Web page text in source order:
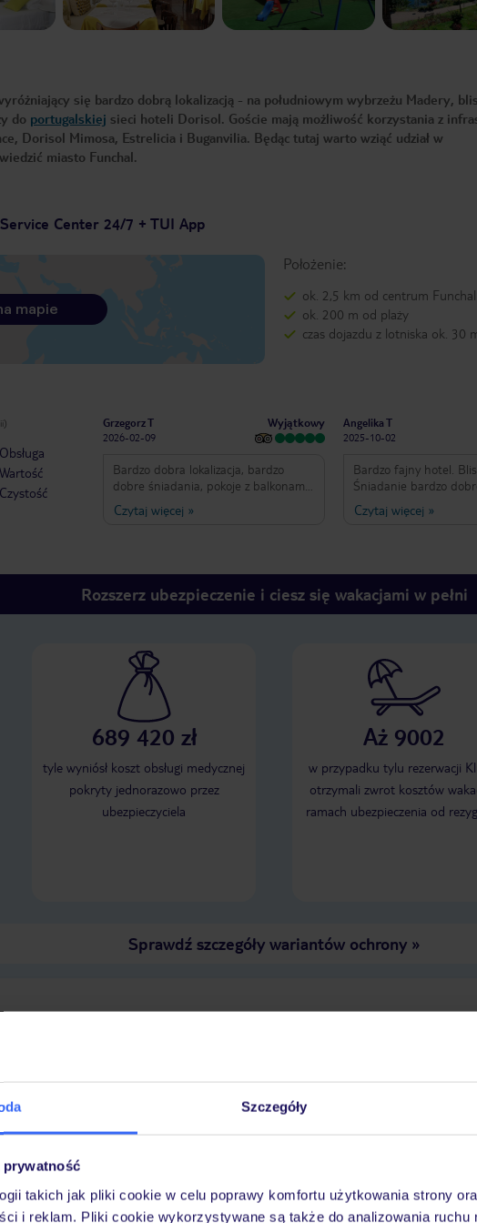
Szczegóły
prywatność
takich jak pliki cookie w celu poprawy komfortu użytkowania strony
i reklam. Pliki cookie wykorzystywane są także do analizowania ruchu
się bardzo dobrą lokalizacją - na południowym wybrzeżu Madery,
do portugalskiej sieci hoteli Dorisol. Goście mają możliwość korzystania z
Dorisol Mimosa, Estrelicia i Buganvilia. Będąc tutaj warto wziąć udział w
miasto Funchal.
Center 24/7 + TUI App
Położenie:
ok. 2,5 km od centrum Funchal
ok. 200 m od plaży
czas dojazdu z lotniska ok. 30
mapie
Obsługa
Wartość
Czystość
Grzegorz T
2026-02-09
Wyjątkowy
Bardzo dobra lokalizacja, bardzo
dobre śniadania, pokoje z balkonami i
widokiem na ocean. W okolicy
znajduje sie dużo restauracji i sklepy.
(oczywiście zanim opanujemy
transport na Maderze bo nie jest
informacji znajdującego sie w
centrum Funchal, żeby zdobyć
rozkład jazdy dla każdego
przewoźnika).
Czytaj więcej »
Angelika T
2025-10-02
Bardzo fajny hotel.
Śniadanie bardzo
do wyboru :) bardzo
Jeśli chodzi o parking
Czytaj więcej »
Rozszerz ubezpieczenie i ciesz się wakacjami w pełni
689 420 zł
tyle wyniósł koszt obsługi medycznej
pokryty jednorazowo przez
ubezpieczyciela
Aż 9002
w przypadku tylu rezerwacji
otrzymali zwrot kosztów
ramach ubezpieczenia od
Sprawdź szczegóły wariantów ochrony»